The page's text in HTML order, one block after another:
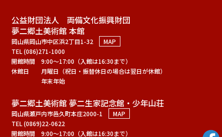
公益財団法人 両備文化振興財団
夢二郷土美術館 本館
岡山県岡山市中区浜2丁目1-32
MAP
TEL (086)271-1000
開館時間
9:00～17:00（入館は16:30まで）
休館日
月曜日（祝日・振替休日の場合は翌日が休館）
年末年始
夢二郷土美術館 夢二生家記念館・少年山荘
岡山県瀬戸内市邑久町本庄2000-1
MAP
TEL (0869)22-0622
開館時間
9:00～17:00（入館は16:30まで）